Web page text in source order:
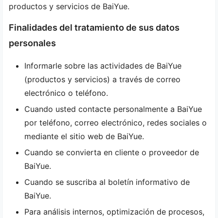
productos y servicios de BaiYue.
Finalidades del tratamiento de sus datos
personales
Informarle sobre las actividades de BaiYue
(productos y servicios) a través de correo
electrónico o teléfono.
Cuando usted contacte personalmente a BaiYue
por teléfono, correo electrónico, redes sociales o
mediante el sitio web de BaiYue.
Cuando se convierta en cliente o proveedor de
BaiYue.
Cuando se suscriba al boletín informativo de
BaiYue.
Para análisis internos, optimización de procesos,